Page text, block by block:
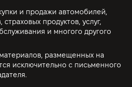
и продажи автомобилей,
продуктов, услуг,
и многого другого
размещенных на
исключительно с письменного